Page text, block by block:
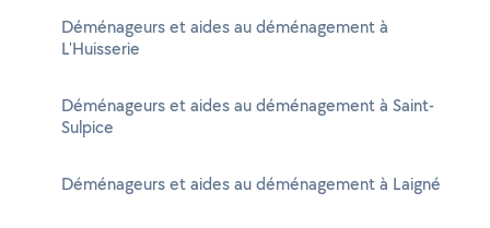
Déménageurs et aides au déménagement à
L'Huisserie
Déménageurs et aides au déménagement à Saint-
Sulpice
Déménageurs et aides au déménagement à Laigné